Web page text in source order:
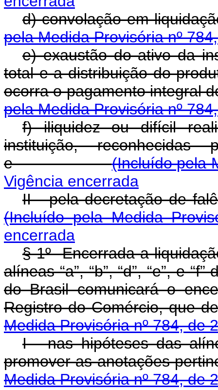
d) convolação em
pela Medida Provisória nº
e) exaustão do ativo da
total e a distribuição do
ocorra o pagamento
pela Medida Provisória nº
f) iliquidez ou difícil
instituição,
e(Incluído pela
Vigência encerrada
II - pela
(Incluído pela Medida
encerrada
§ 1º Encerrada a
alíneas “a”, “b”, “d”, “e”, e
do Brasil comunicará o
Registro do
Medida Provisória nº 784, de
I - nas hipóteses das
promover as
Medida Provisória nº 784, de